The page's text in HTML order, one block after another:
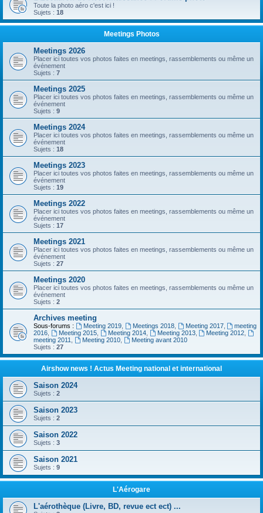
Toute la photo aéro c'est ici !
Sujets : 18
Meetings Photos
Meetings 2026
Placer ici toutes vos photos faites en meetings, rassemblements ou même un
événement
Sujets : 7
Meetings 2025
Placer ici toutes vos photos faites en meetings, rassemblements ou même un
événement
Sujets : 9
Meetings 2024
Placer ici toutes vos photos faites en meetings, rassemblements ou même un
événement
Sujets : 18
Meetings 2023
Placer ici toutes vos photos faites en meetings, rassemblements ou même un
événement
Sujets : 19
Meetings 2022
Placer ici toutes vos photos faites en meetings, rassemblements ou même un
événement
Sujets : 17
Meetings 2021
Placer ici toutes vos photos faites en meetings, rassemblements ou même un
événement
Sujets : 27
Meetings 2020
Placer ici toutes vos photos faites en meetings, rassemblements ou même un
événement
Sujets : 2
Archives meeting
Sous-forums : Meeting 2019, Meetings 2018, Meeting 2017,
meeting
2016
Meeting 2015, Meeting 2014, Meeting 2013, Meeting 2012
meeting 2011
Meeting 2010,
Meeting avant 2010
Sujets : 27
Airshow news ! Actus Meeting national et international
Saison 2024
Sujets : 2
Saison 2023
Sujets : 2
Saison 2022
Sujets : 3
Saison 2021
Sujets : 9
L'Aérogare
L'aérothèque (Livre, BD, revue ect ect) ...